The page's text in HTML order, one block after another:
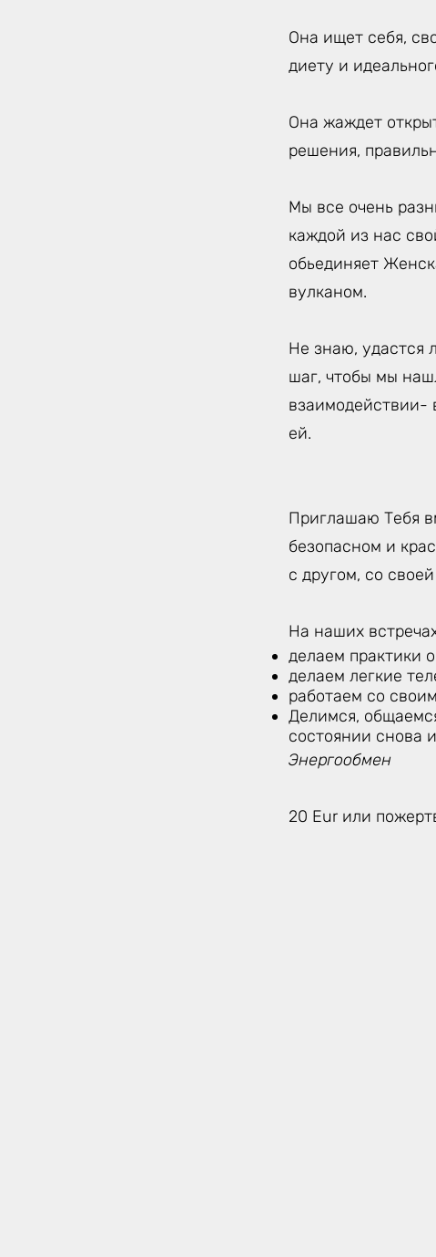
Она ищет себя,
диету и
Она жаждет
решения,
Мы все очень
каждой из нас
обьединяет
вулканом.
Не знаю, удастся
шаг, чтобы мы
взаимодействии-
ей.
Приглашаю Тебя
безопасном и
с другом, со
На наших
делаем практики
делаем легкие
работаем со
Делимся,
состоянии снова
Энергообмен
20 Eur или